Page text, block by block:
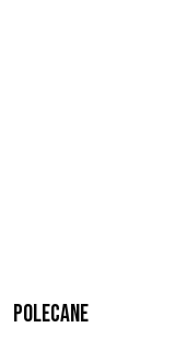
Polecane